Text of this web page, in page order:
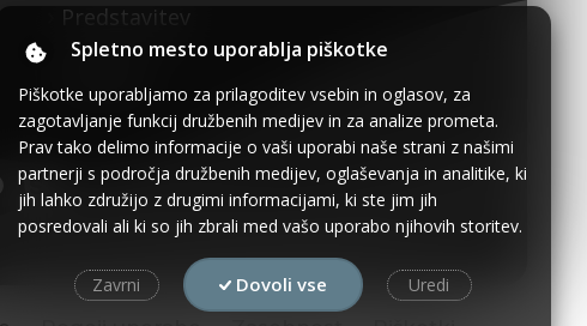
Predstavitev
Spletno mesto uporablja piškotke
Piškotke uporabljamo za prilagoditev vsebin in oglasov, za
zagotavljanje funkcij družbenih medijev in za analize prometa.
Prav tako delimo informacije o vaši uporabi naše strani z našimi
partnerji s področja družbenih medijev, oglaševanja in analitike, ki
jih lahko združijo z drugimi informacijami, ki ste jim jih
posredovali ali ki so jih zbrali med vašo uporabo njihovih storitev.
Zavrni Dovoli vse Uredi